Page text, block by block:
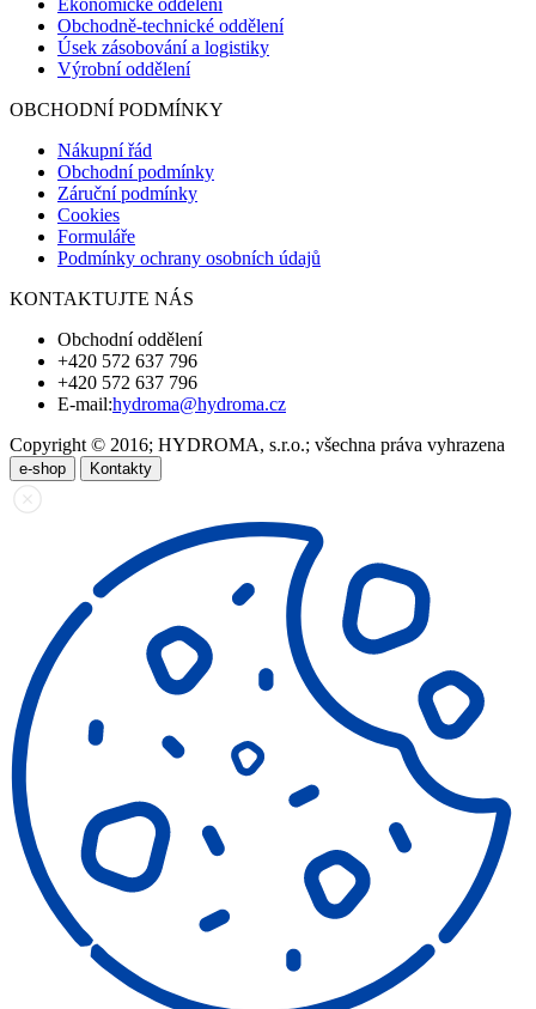
Obchodně-technické oddělení
Úsek zásobování a logistiky
Výrobní oddělení
OBCHODNÍ PODMÍNKY
Nákupní řád
Obchodní podmínky
Záruční podmínky
Cookies
Formuláře
Podmínky ochrany osobních údajů
KONTAKTUJTE NÁS
Obchodní oddělení
+420 572 637 796
+420 572 637 796
E-mail:hydroma@hydroma.cz
Copyright © 2016; HYDROMA, s.r.o.; všechna práva vyhrazena
e-shop Kontakty